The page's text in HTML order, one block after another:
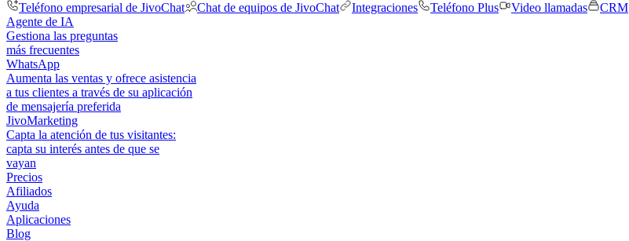
Teléfono empresarial de JivoChat
Chat de equipos de JivoChat Integraciones Teléfono Plus Video llamadas
CRM
Agente de IA
Gestiona las preguntas
más frecuentes
WhatsApp
Aumenta las ventas y ofrece asistencia
a tus clientes a través de su aplicación
de mensajería preferida
JivoMarketing
Capta la atención de tus visitantes:
capta su interés antes de que se
vayan
Precios
Afiliados
Ayuda
Aplicaciones
Blog